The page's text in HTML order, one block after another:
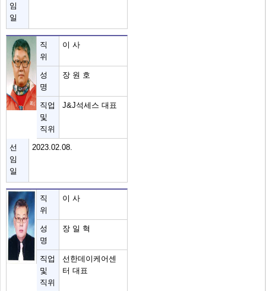
임
일
직
위
이 사
성
명
장 원 호
직업
및
직위
J&J석세스 대표
선
임
일
2023.02.08.
직
위
이 사
성
명
장 일 혁
직업
및
직위
선한데이케어센
터 대표